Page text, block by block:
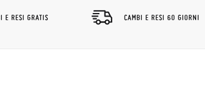
E RESI GRATIS CAMBI E RESI 60 GIORNI